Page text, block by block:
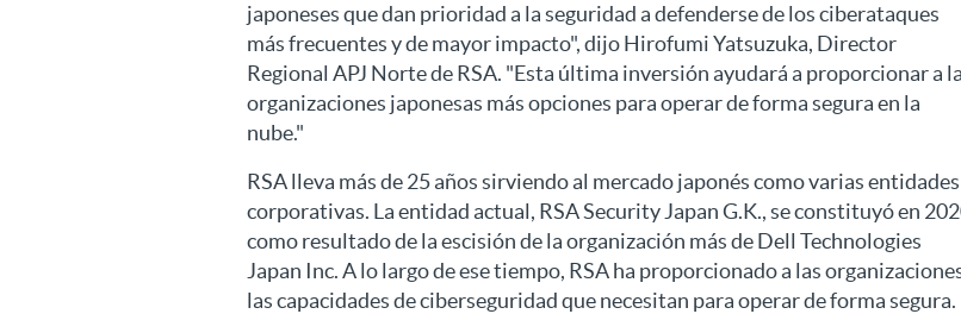
japoneses que dan prioridad a la seguridad a defenderse de los ciberataques
más frecuentes y de mayor impacto", dijo Hirofumi Yatsuzuka, Director
Regional APJ Norte de RSA. "Esta última inversión ayudará a proporcionar a
organizaciones japonesas más opciones para operar de forma segura en la
nube."
RSA lleva más de 25 años sirviendo al mercado japonés como varias entidades
corporativas. La entidad actual, RSA Security Japan G.K., se constituyó en
como resultado de la escisión de la organización más de Dell Technologies
Japan Inc. A lo largo de ese tiempo, RSA ha proporcionado a las
las capacidades de ciberseguridad que necesitan para operar de forma segura.